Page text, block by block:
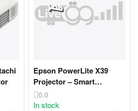
Epson PowerLite X39
Projector – Smart
Performance, Brilliant
Clarity
0.0
In stock